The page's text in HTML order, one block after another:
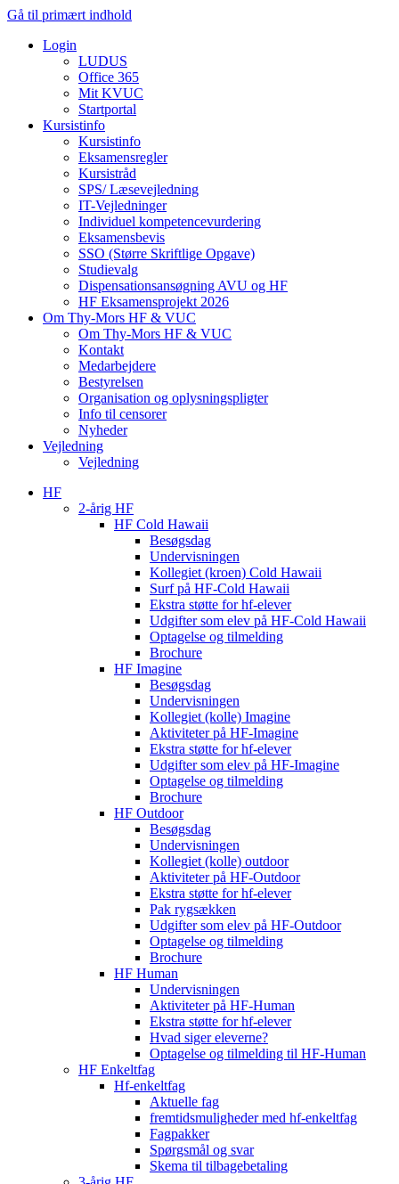
Gå til primært indhold
Login
LUDUS
Office 365
Mit KVUC
Startportal
Kursistinfo
Kursistinfo
Eksamensregler
Kursistråd
SPS/ Læsevejledning
IT-Vejledninger
Individuel kompetencevurdering
Eksamensbevis
SSO (Større Skriftlige Opgave)
Studievalg
Dispensationsansøgning AVU og HF
HF Eksamensprojekt 2026
Om Thy-Mors HF & VUC
Om Thy-Mors HF & VUC
Kontakt
Medarbejdere
Bestyrelsen
Organisation og oplysningspligter
Info til censorer
Nyheder
Vejledning
Vejledning
HF
2-årig HF
HF Cold Hawaii
Besøgsdag
Undervisningen
Kollegiet (kroen) Cold Hawaii
Surf på HF-Cold Hawaii
Ekstra støtte for hf-elever
Udgifter som elev på HF-Cold Hawaii
Optagelse og tilmelding
Brochure
HF Imagine
Besøgsdag
Undervisningen
Kollegiet (kolle) Imagine
Aktiviteter på HF-Imagine
Ekstra støtte for hf-elever
Udgifter som elev på HF-Imagine
Optagelse og tilmelding
Brochure
HF Outdoor
Besøgsdag
Undervisningen
Kollegiet (kolle) outdoor
Aktiviteter på HF-Outdoor
Ekstra støtte for hf-elever
Pak rygsækken
Udgifter som elev på HF-Outdoor
Optagelse og tilmelding
Brochure
HF Human
Undervisningen
Aktiviteter på HF-Human
Ekstra støtte for hf-elever
Hvad siger eleverne?
Optagelse og tilmelding til HF‑Human
HF Enkeltfag
Hf-enkeltfag
Aktuelle fag
fremtidsmuligheder med hf-enkeltfag
Fagpakker
Spørgsmål og svar
Skema til tilbagebetaling